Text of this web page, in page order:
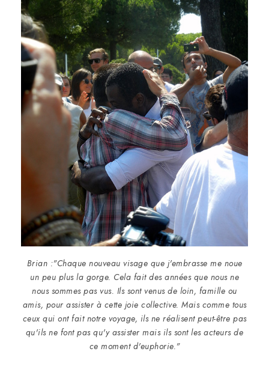
Brian :"Chaque nouveau visage que j'embrasse me noue
un peu plus la gorge. Cela fait des années que nous ne
nous sommes pas vus. Ils sont venus de loin, famille ou
amis, pour assister à cette joie collective. Mais comme tous
ceux qui ont fait notre voyage, ils ne réalisent peut-être pas
qu'ils ne font pas qu'y assister mais ils sont les acteurs de
ce moment d'euphorie."